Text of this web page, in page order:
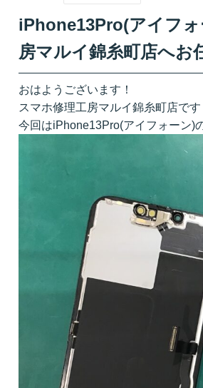
iPhone13Pro(アイフ
房マルイ錦糸町店へお
おはようございます！
スマホ修理工房マルイ錦糸町店です
今回はiPhone13Pro(アイフォーン)